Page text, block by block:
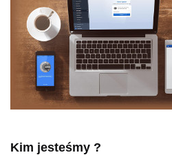
Kim jesteśmy ?